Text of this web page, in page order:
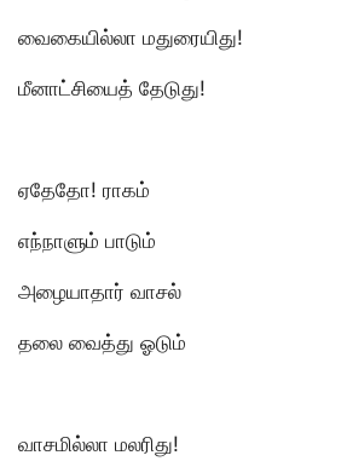
வைகையில்லா மதுரையிது!
மீனாட்சியைத் தேடுது!
ஏதேதோ! ராகம்
எந்நாளும் பாடும்
அழையாதார் வாசல்
தலை வைத்து ஓடும்
வாசமில்லா மலரிது!